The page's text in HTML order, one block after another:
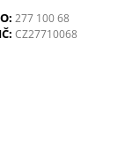
277 100 68
CZ27710068